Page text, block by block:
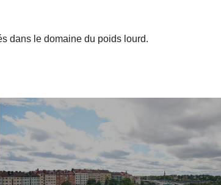
dans le domaine du poids lourd.